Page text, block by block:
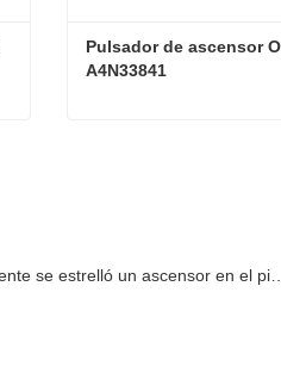
Pulsador de ascensor
A4N33841
¿Realmente se estrelló un ascensor en el piso 40?